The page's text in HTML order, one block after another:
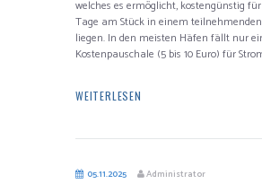
welches es ermöglicht, kostengünstig
Tage am Stück in einem
liegen. In den meisten Häfen fällt nur
Kostenpauschale (5 bis 10 Euro) für
WEITERLESEN
05.11.2025 Administrator